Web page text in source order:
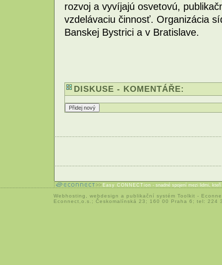
rozvoj a vyvíjajú osvetovú,
vzdelávaciu činnosť. Organizácia
Banskej Bystrici a v Bratislave.
DISKUSE - KOMENTÁŘE:
Easy CONNECTion - snadné spojení mezi lidmi,
Webhosting webdesign a publikační systém Toolkit -
Econnect,o.s.; Českomalínská 23; 160 00 Praha 6; tel: 224